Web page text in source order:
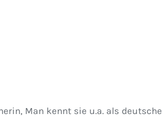
Man kennt sie u.a. als